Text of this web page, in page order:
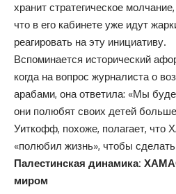
хранит стратегическое
что в его кабинете уже идут
реагировать на эту инициативу.
Вспоминается исторический
когда на вопрос журналиста о
арабами, она ответила: «Мы
они полюбят своих детей
Уиткофф, похоже, полагает, что
«полюбил жизнь», чтобы
Палестинская динамика:
миром